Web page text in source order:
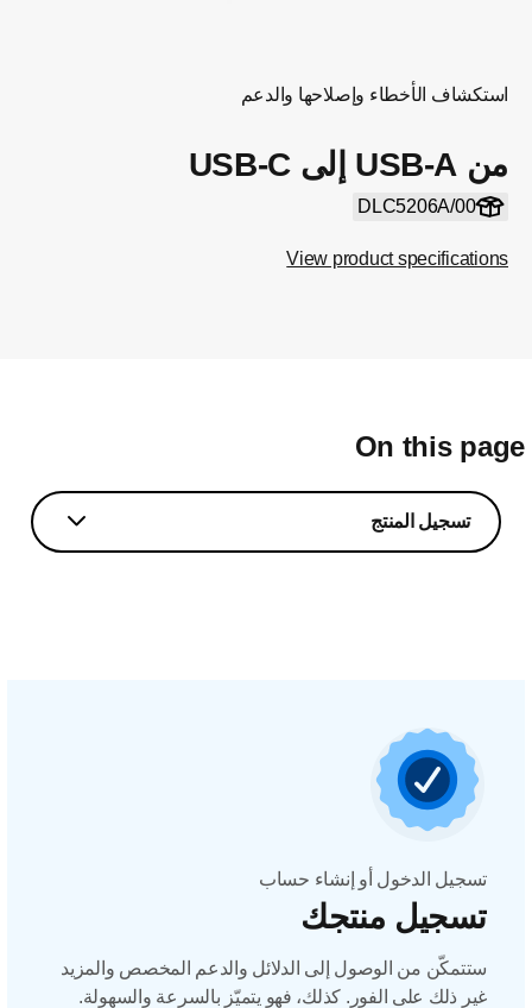
استكشاف الأخطاء وإصلاحها والدعم
من USB-A إلى USB-C
DLC5206A/00
View product specifications
On this
تسجيل المنتج
تسجيل الدخول أو إنشاء حساب
تسجيل منتجك
ستتمكّن من الوصول إلى الدلائل والدعم المخصص والمزيد
غير ذلك على الفور. كذلك، فهو يتميّز بالسرعة والسهولة.